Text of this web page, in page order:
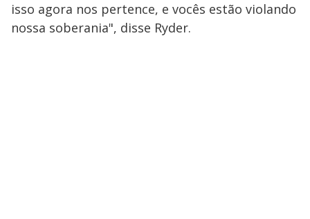
isso agora nos pertence, e vocês estão violando
nossa soberania", disse Ryder.